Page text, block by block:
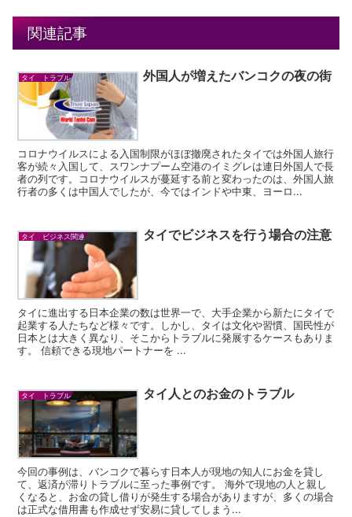
関連記事
タイ トラブル 外国人が増えたバンコクの夜の街
コロナウイルスによる入国制限がほぼ撤廃されたタイでは外国人旅行
客が続々入国して、スワンナプーム空港のイミグレは連日外国人で長
者の列です。コロナウイルスが蔓延する前と変わったのは、外国人旅
行者の多くは中国人でしたが、今ではインドや中東、ヨーロ...
タイ ビジネス関連 タイでビジネスを行う場合の注意
タイに進出する日本企業の数は世界一で、大手企業から新たにタイで
起業する人たちなど様々です。しかし、タイは文化や習慣、国民性が
日本とは大きく異なり、そこからトラブルに発展するケースもありま
す。 信頼できる現地パートナーを ...
タイ トラブル タイ人とのお金のトラブル
今回の事例は、バンコクで暮らす日本人が現地の知人にお金を貸し
て、返済が滞りトラブルに至った事例です。 海外で現地の人と親し
くなると、お金の貸し借りが発生する場合がありますが、多くの場合
は正式な借用書も作成せず安易に貸してしまう...